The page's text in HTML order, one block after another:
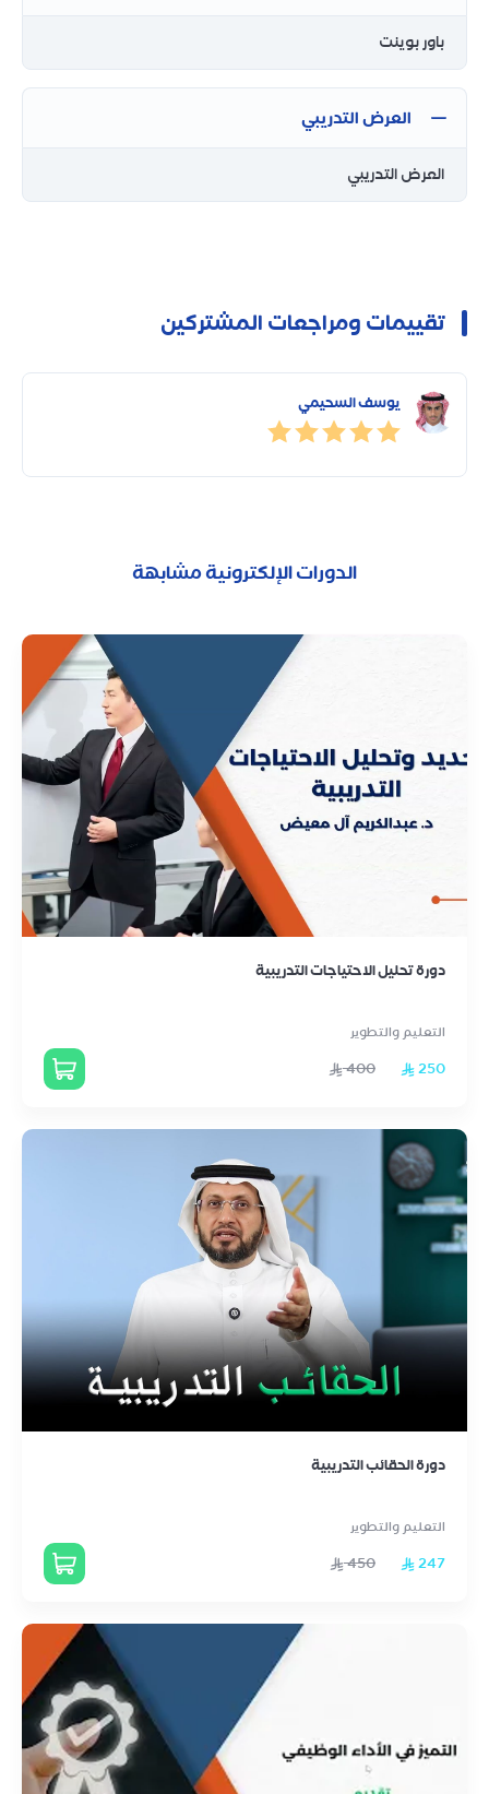
باور بوينت
العرض التدريبي
العرض التدريبي
تقييمات ومراجعات المشتركين
يوسف السحيمي
الدورات الإلكترونية مشابهة
دورة تحليل الاحتياجات التدريبية
التعليم والتطوير
250
400
دورة الحقائب التدريبية
التعليم والتطوير
247
450